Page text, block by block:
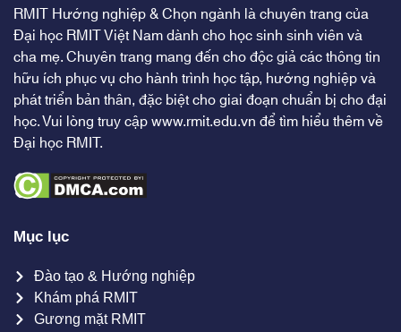
RMIT Hướng nghiệp & Chọn ngành là chuyên trang của
Đại học RMIT Việt Nam dành cho học sinh sinh viên và
cha mẹ. Chuyên trang mang đến cho độc giả các thông tin
hữu ích phục vụ cho hành trình học tập, hướng nghiệp và
phát triển bản thân, đặc biệt cho giai đoạn chuẩn bị cho đại
học. Vui lòng truy cậpwww.rmit.edu.vnđể tìm hiểu thêm về
Đại học RMIT.
Mục lục
Đào tạo & Hướng nghiệp
Khám phá RMIT
Gương mặt RMIT